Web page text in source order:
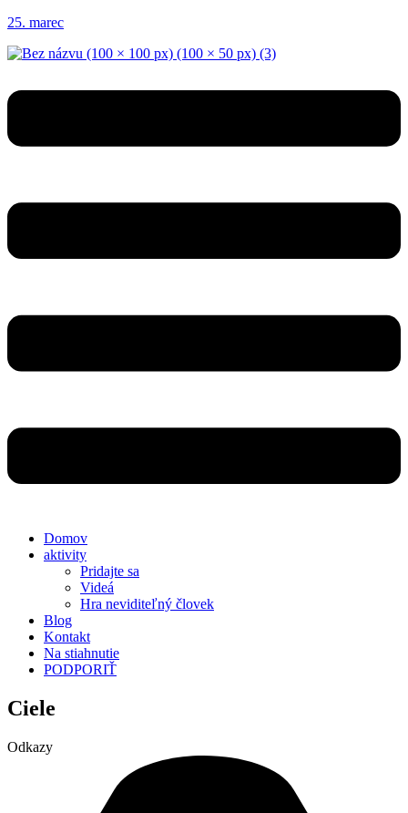
25. marec
Domov
aktivity
Pridajte sa
Videá
Hra neviditeľný človek
Blog
Kontakt
Na stiahnutie
PODPORIŤ
Ciele
Odkazy